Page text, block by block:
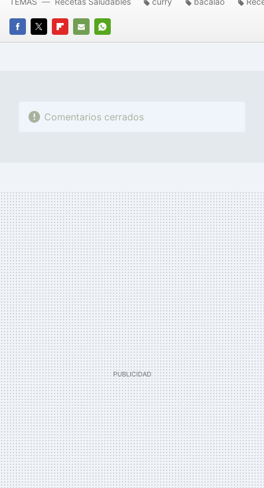
FACEBOOK
TWITTERFLIPBOARD
E-
WHATSAPP
Comentarios cerrados